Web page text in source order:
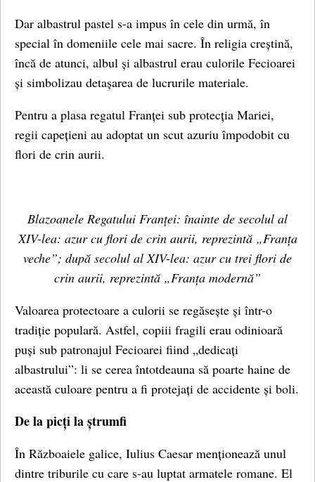
Dar albastrul pastel s-a impus în cele din urmă, în
special în domeniile cele mai sacre. În religia creștină,
încă de atunci, albul și albastrul erau culorile Fecioarei
și simbolizau detașarea de lucrurile materiale.
Pentru a plasa regatul Franței sub protecția Mariei,
regii capețieni au adoptat un scut azuriu împodobit cu
flori de crin aurii.
Blazoanele Regatului Franței: înainte de secolul al
XIV-lea: azur cu flori de crin aurii, reprezintă „Franța
veche”; după secolul al XIV-lea: azur cu trei flori de
crin aurii, reprezintă „Franța modernă”
Valoarea protectoare a culorii se regăsește și într-o
tradiție populară. Astfel, copiii fragili erau odinioară
puși sub patronajul Fecioarei fiind „dedicați
albastrului”: li se cerea întotdeauna să poarte haine de
această culoare pentru a fi protejați de accidente și boli.
De la picți la ștrumfi
În Războaiele galice, Iulius Caesar menționează unul
dintre triburile cu care s-au luptat armatele romane. El